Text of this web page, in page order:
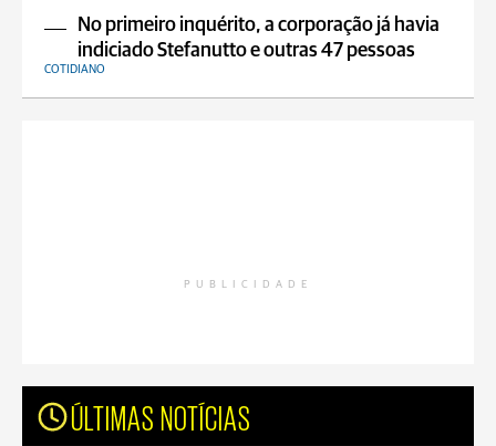
No primeiro inquérito, a corporação já havia
indiciado Stefanutto e outras 47 pessoas
COTIDIANO
PUBLICIDADE
ÚLTIMAS NOTÍCIAS